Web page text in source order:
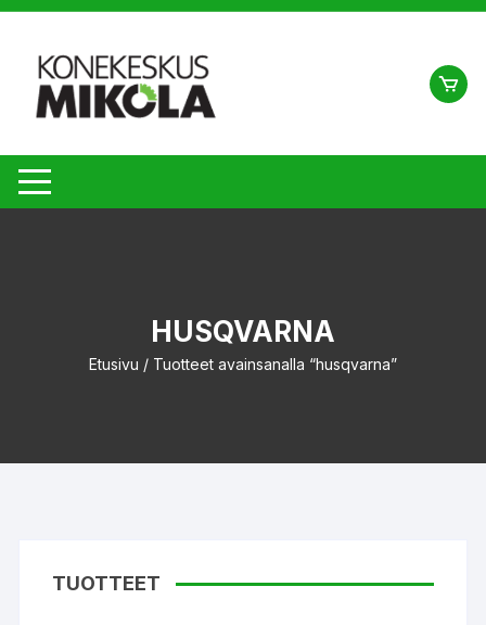
Siirry
sisältöön
HUSQVARNA
Etusivu / Tuotteet avainsanalla “husqvarna”
TUOTTEET